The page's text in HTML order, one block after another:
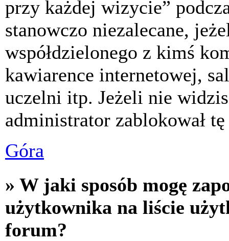
przy każdej wizycie”
stanowczo niezalecane,
współdzielonego z kimś
kawiarence internetowej,
uczelni itp. Jeżeli nie
administrator zablokował
Góra
» W jaki sposób mogę
użytkownika na liście
forum?